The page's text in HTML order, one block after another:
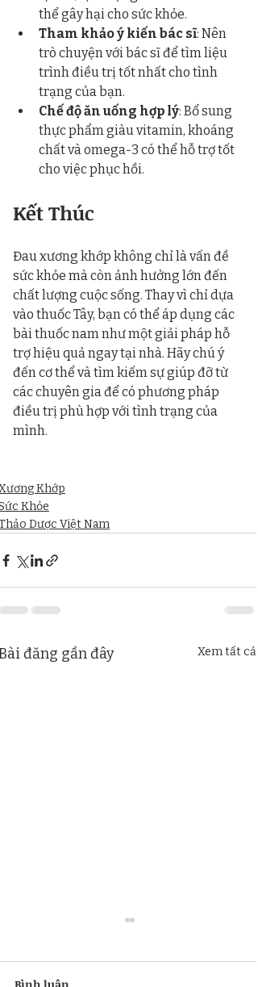
thể gây hại cho sức khỏe.
Tham khảo ý kiến bác sĩ: Nên
trò chuyện với bác sĩ để tìm liệu
trình điều trị tốt nhất cho tình
trạng của bạn.
Chế độ ăn uống hợp lý: Bổ sung
thực phẩm giàu vitamin, khoáng
chất và omega-3 có thể hỗ trợ tốt
cho việc phục hồi.
Kết Thúc
Đau xương khớp không chỉ là vấn đề
sức khỏe mà còn ảnh hưởng lớn đến
chất lượng cuộc sống. Thay vì chỉ dựa
vào thuốc Tây, bạn có thể áp dụng các
bài thuốc nam như một giải pháp hỗ
trợ hiệu quả ngay tại nhà. Hãy chú ý
đến cơ thể và tìm kiếm sự giúp đỡ từ
các chuyên gia để có phương pháp
điều trị phù hợp với tình trạng của
mình.
Khớp
Khỏe
Dược Việt Nam
đăng gần đây Xem tất cả
Bình luận